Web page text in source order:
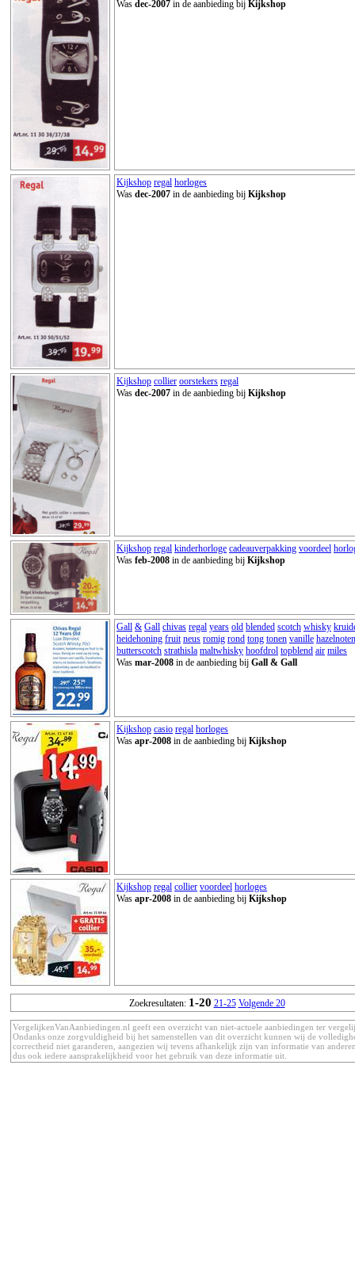
Was dec-2007 in de aanbieding bij Kijkshop
Kijkshop regal horloges
Was dec-2007 in de aanbieding bij Kijkshop
Kijkshop collier oorstekers regal
Was dec-2007 in de aanbieding bij Kijkshop
Kijkshop regal kinderhorloge cadeauverpakking voordeel
Was feb-2008 in de aanbieding bij Kijkshop
Gall & Gall chivas regal years old blended scotch whisky
heidehoning fruit neus romig rond tong tonen vanille hazelnoten
butterscotch strathisla maltwhisky hoofdrol topblend air miles
Was mar-2008 in de aanbieding bij Gall & Gall
Kijkshop casio regal horloges
Was apr-2008 in de aanbieding bij Kijkshop
Kijkshop regal collier voordeel horloges
Was apr-2008 in de aanbieding bij Kijkshop
Zoekresultaten: 1-20 21-25 Volgende 20
VergelijkenVanAanbiedingen.nl geeft een overzicht van niet-actuele aanbiedingen ter
Ondanks onze zorgvuldigheid bij het samenstellen van dit overzicht kunnen wij de
correctheid niet garanderen, aangezien wij tevens afhankelijk zijn van informatie van
dus ook iedere aansprakelijkheid voor het gebruik van deze informatie uit.